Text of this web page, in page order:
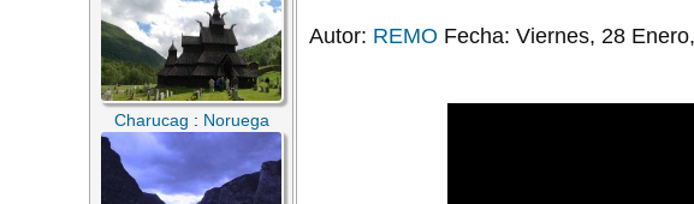
Charucag : Noruega
Autor: REMO Fecha: Viernes, 28